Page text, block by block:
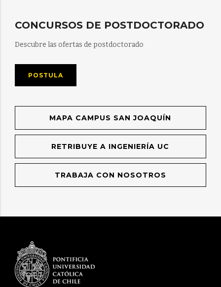
CONCURSOS DE POSTDOCTORADO
Descubre las ofertas de postdoctorado
POSTULA
MAPA CAMPUS SAN JOAQUÍN
RETRIBUYE A INGENIERÍA UC
TRABAJA CON NOSOTROS